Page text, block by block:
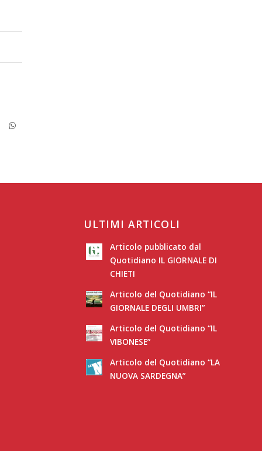
ULTIMI ARTICOLI
Articolo pubblicato dal
Quotidiano IL GIORNALE DI
CHIETI
Articolo del Quotidiano “IL
GIORNALE DEGLI UMBRI”
Articolo del Quotidiano “IL
VIBONESE”
Articolo del Quotidiano “LA
NUOVA SARDEGNA”